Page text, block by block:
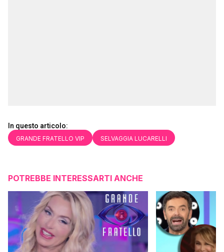
In questo articolo:
GRANDE FRATELLO VIP SELVAGGIA LUCARELLI
POTREBBE INTERESSARTI ANCHE